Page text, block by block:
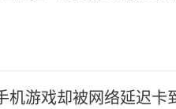
机游戏却被网络延迟卡